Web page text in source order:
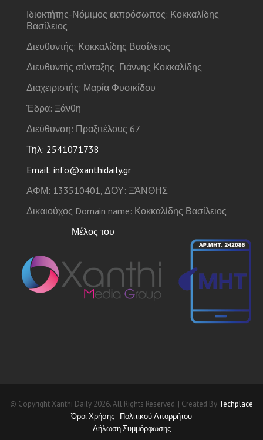
Ιδιοκτήτης-Νόμιμος εκπρόσωπος: Κοκκαλίδης
Βασίλειος
Διευθυντής: Κοκκαλίδης Βασίλειος
Διευθυντής σύνταξης: Γιάννης Κοκκαλίδης
Διαχειριστής: Μαρία Φυσικίδου
Έδρα: Ξάνθη
Διεύθυνση: Πραξιτέλους 67
Τηλ: 2541071738
Email: info@xanthidaily.gr
ΑΦΜ: 133510401, ΔΟΥ: ΞΆΝΘΗΣ
Δικαιούχος Domain name: Κοκκαλίδης Βασίλειος
Μέλος του
© Copyright Xanthi Daily 2026. All Rights Reserved. | Created By Techplace
Όροι Χρήσης - Πολιτικού Απορρήτου
Δήλωση Συμμόρφωσης